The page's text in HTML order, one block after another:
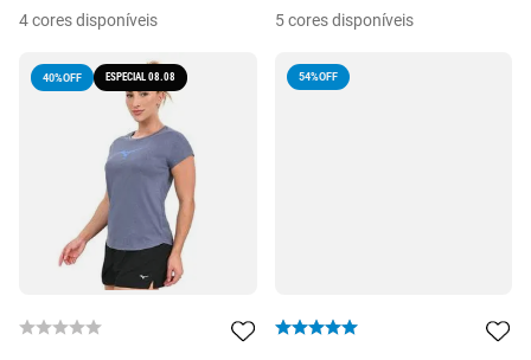
4cores disponíveis
5 cores disponíveis
40%OFF ESPECIAL 08.08 54%OFF